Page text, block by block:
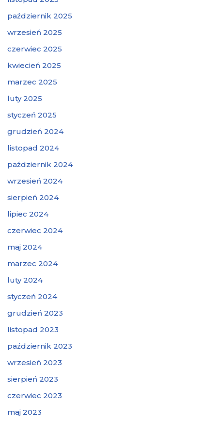
październik 2025
wrzesień 2025
czerwiec 2025
kwiecień 2025
marzec 2025
luty 2025
styczeń 2025
grudzień 2024
listopad 2024
październik 2024
wrzesień 2024
sierpień 2024
lipiec 2024
czerwiec 2024
maj 2024
marzec 2024
luty 2024
styczeń 2024
grudzień 2023
listopad 2023
październik 2023
wrzesień 2023
sierpień 2023
czerwiec 2023
maj 2023